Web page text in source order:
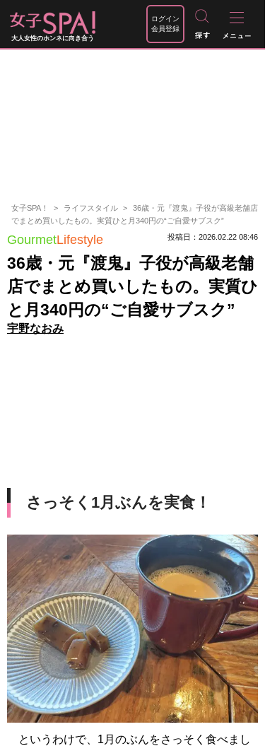
大人女性のホンネに向き合う
ログイン
会員登録
女子SPA！ ライフスタイル
36歳・元『渡鬼』子役が高級老舗店
でまとめ買いしたもの。実質ひと月340円の“ご自愛サブスク”
GourmetLifestyle 投稿日：2026.02.22 08:46
36歳・元『渡鬼』子役が高級老舗
店でまとめ買いしたもの。実質ひ
と月340円の“ご自愛サブスク”
宇野なおみ
さっそく1月ぶんを実食！
というわけで、1月のぶんをさっそく食べまし